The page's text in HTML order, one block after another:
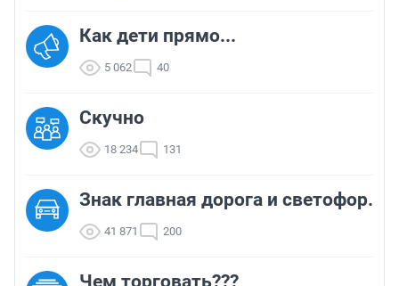
Как дети прямо...
5 062 40
Скучно
18 234 131
Знак главная дорога и светофор.
41 871 200